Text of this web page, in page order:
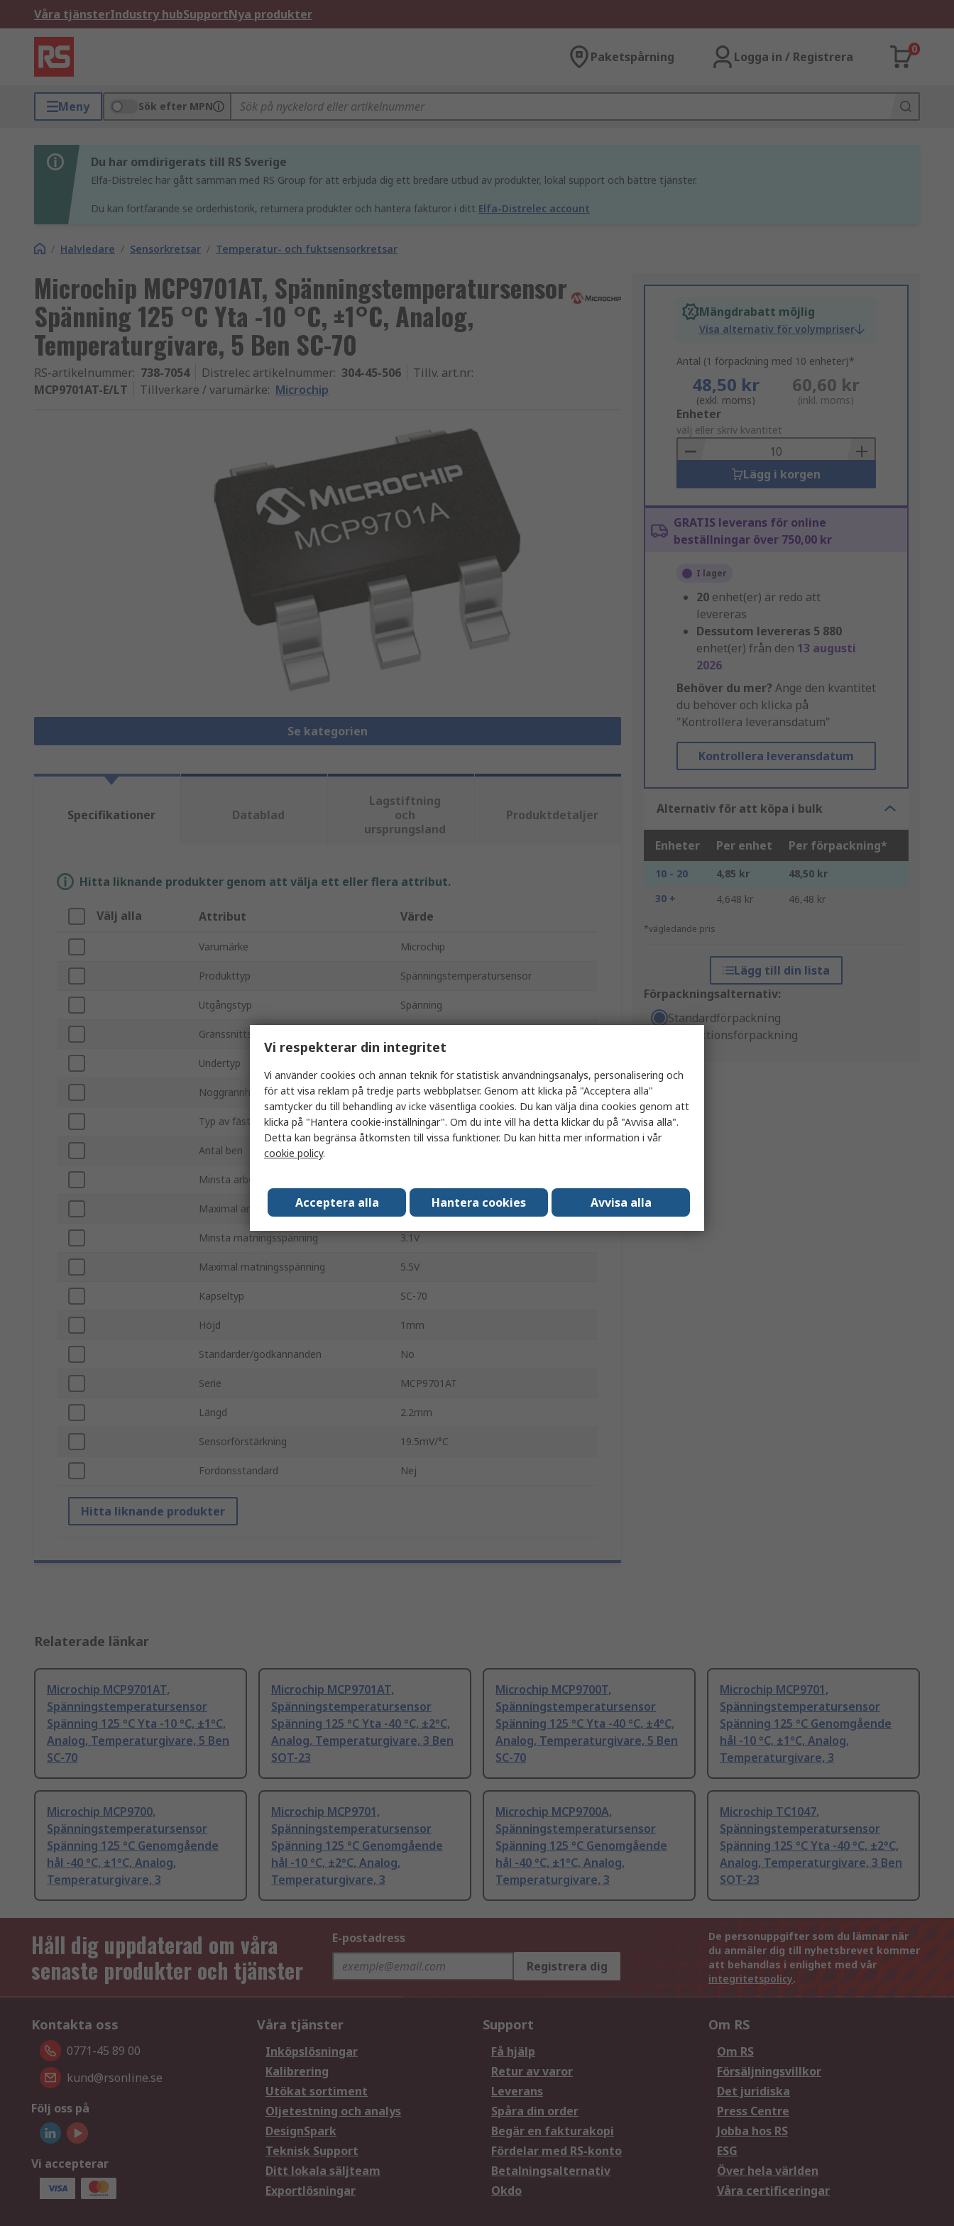
Våra tjänsterIndustry hubSupportNya produkter
Paketspårning Logga in / Registrera
0
Meny Sök efter MPN
Du har omdirigerats till RS Sverige
Elfa-Distrelec har gått samman med RS Group för att erbjuda dig ett bredare utbud av produkter, lokal support och bättre tjänster.
Du kan fortfarande se orderhistorik, returnera produkter och hantera fakturor i ditt Elfa-Distrelec account
/ Halvledare / Sensorkretsar / Temperatur- och fuktsensorkretsar
Microchip MCP9701AT, Spänningstemperatursensor
Spänning 125 °C Yta -10 °C, ±1°C, Analog,
Temperaturgivare, 5 Ben SC-70
RS-artikelnummer: 738-7054 Distrelec artikelnummer: 304-45-506 Tillv. art.nr:
MCP9701AT-E/LT
Tillverkare / varumärke: Microchip
Se kategorien
Mängdrabatt möjlig
Visa alternativ för volympriser
Antal (1 förpackning med 10 enheter)*
48,50 kr
(exkl. moms)
60,60 kr
(inkl. moms)
Add
to
Basket
Enheter
välj eller skriv kvantitet
Lägg i korgen
GRATIS leverans för online
beställningar över 750,00 kr
I lager
20 enhet(er) är redo att
levereras
Dessutom levereras 5 880
enhet(er) från den 13 augusti
2026
Behöver du mer? Ange den kvantitet
du behöver och klicka på
"Kontrollera leveransdatum"
Kontrollera leveransdatum
Alternativ för att köpa i bulk
Enheter Per enhet Per förpackning*
10 - 20 4,85 kr
48,50 kr
30 +
4,648 kr 46,48 kr
*vägledande pris
Lägg till din lista
Förpackningsalternativ:
Standardförpackning
Produktionsförpackning
Specifikationer Datablad
Lagstiftning
och
ursprungsland
Produktdetaljer
Hitta liknande produkter genom att välja ett eller flera attribut.
Välj alla Attribut Värde
Varumärke Microchip
Produkttyp Spänningstemperatursensor
Utgångstyp Spänning
Gränssnittstyp
Undertyp
Noggrannhet ±1°C
Typ av fäste Yta
Antal ben
Minsta arbetsstemperatur
Maximal arbetstemperatur 125°C
Minsta matningsspänning 3.1V
Maximal matningsspänning 5.5V
Kapseltyp SC-70
Höjd 1mm
Standarder/godkännanden No
Serie MCP9701AT
Längd 2.2mm
Sensorförstärkning 19.5mV/°C
Fordonsstandard Nej
Hitta liknande produkter
Relaterade länkar
Microchip MCP9701AT,
Spänningstemperatursensor
Spänning 125 °C Yta -10 °C, ±1°C,
Analog, Temperaturgivare, 5 Ben
SC-70
Microchip MCP9701AT,
Spänningstemperatursensor
Spänning 125 °C Yta -40 °C, ±2°C,
Analog, Temperaturgivare, 3 Ben
SOT-23
Microchip MCP9700T,
Spänningstemperatursensor
Spänning 125 °C Yta -40 °C, ±4°C,
Analog, Temperaturgivare, 5 Ben
SC-70
Microchip MCP9701,
Spänningstemperatursensor
Spänning 125 °C Genomgående
hål -10 °C, ±1°C, Analog,
Temperaturgivare, 3
Microchip MCP9700,
Spänningstemperatursensor
Spänning 125 °C Genomgående
hål -40 °C, ±1°C, Analog,
Temperaturgivare, 3
Microchip MCP9701,
Spänningstemperatursensor
Spänning 125 °C Genomgående
hål -10 °C, ±2°C, Analog,
Temperaturgivare, 3
Microchip MCP9700A,
Spänningstemperatursensor
Spänning 125 °C Genomgående
hål -40 °C, ±1°C, Analog,
Temperaturgivare, 3
Microchip TC1047,
Spänningstemperatursensor
Spänning 125 °C Yta -40 °C, ±2°C,
Analog, Temperaturgivare, 3 Ben
SOT-23
Håll dig uppdaterad om våra
senaste produkter och tjänster
E-postadress
Registrera dig
De personuppgifter som du lämnar när
du anmäler dig till nyhetsbrevet kommer
att behandlas i enlighet med vår
integritetspolicy.
Kontakta oss
0771-45 89 00
kund@rsonline.se
Följ oss på
Vi accepterar
Våra tjänster
Inköpslösningar
Kalibrering
Utökat sortiment
Oljetestning och analys
DesignSpark
Teknisk Support
Ditt lokala säljteam
Exportlösningar
Support
Få hjälp
Retur av varor
Leverans
Spåra din order
Begär en fakturakopi
Fördelar med RS-konto
Betalningsalternativ
Okdo
Om RS
Om RS
Försäljningsvillkor
Det juridiska
Press Centre
Jobba hos RS
ESG
Över hela världen
Våra certificeringar
Vi respekterar din integritet
Vi använder cookies och annan teknik för statistisk användningsanalys, personalisering och
för att visa reklam på tredje parts webbplatser. Genom att klicka på "Acceptera alla"
samtycker du till behandling av icke väsentliga cookies. Du kan välja dina cookies genom att
klicka på "Hantera cookie-inställningar". Om du inte vill ha detta klickar du på "Avvisa alla".
Detta kan begränsa åtkomsten till vissa funktioner. Du kan hitta mer information i vår
cookie policy.
Acceptera alla Hantera cookies Avvisa alla